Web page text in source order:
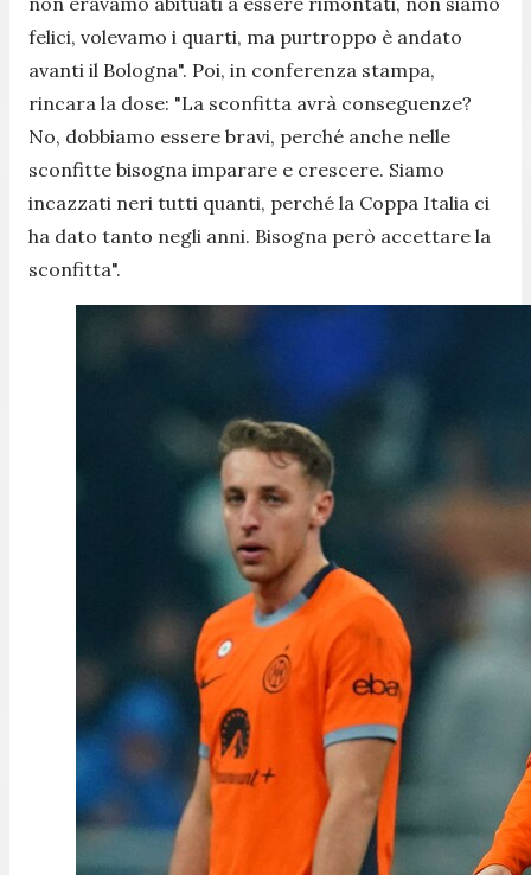
felici, volevamo i quarti, ma purtroppo è andato
avanti il Bologna". Poi, in conferenza stampa,
rincara la dose: "La sconfitta avrà conseguenze?
No, dobbiamo essere bravi, perché anche nelle
sconfitte bisogna imparare e crescere. Siamo
incazzati neri tutti quanti, perché la Coppa Italia ci
ha dato tanto negli anni. Bisogna però accettare la
sconfitta".